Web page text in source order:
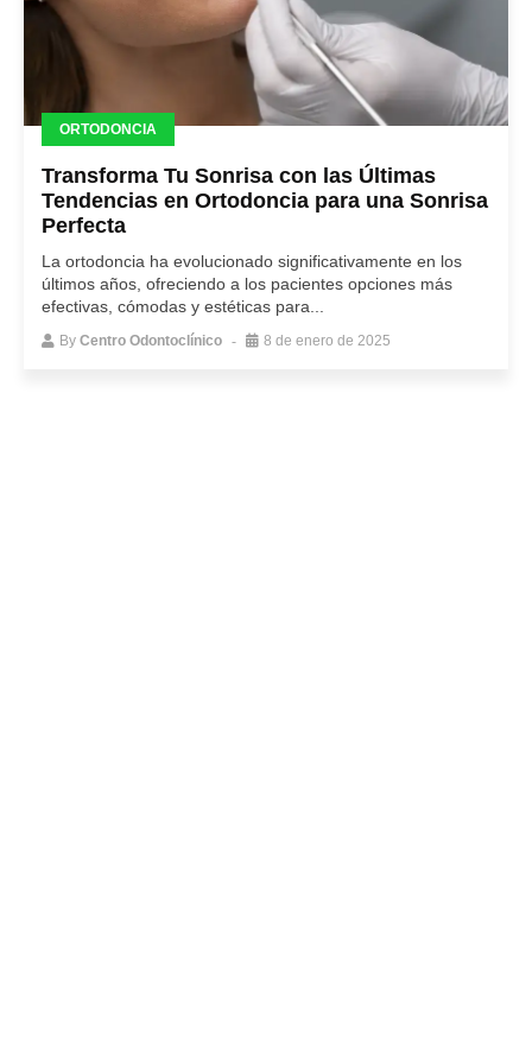
ORTODONCIA
Transforma Tu Sonrisa con las Últimas
Tendencias en Ortodoncia para una Sonrisa
Perfecta
La ortodoncia ha evolucionado significativamente en los
últimos años, ofreciendo a los pacientes opciones más
efectivas, cómodas y estéticas para...
By Centro Odontoclínico 8 de enero de 2025